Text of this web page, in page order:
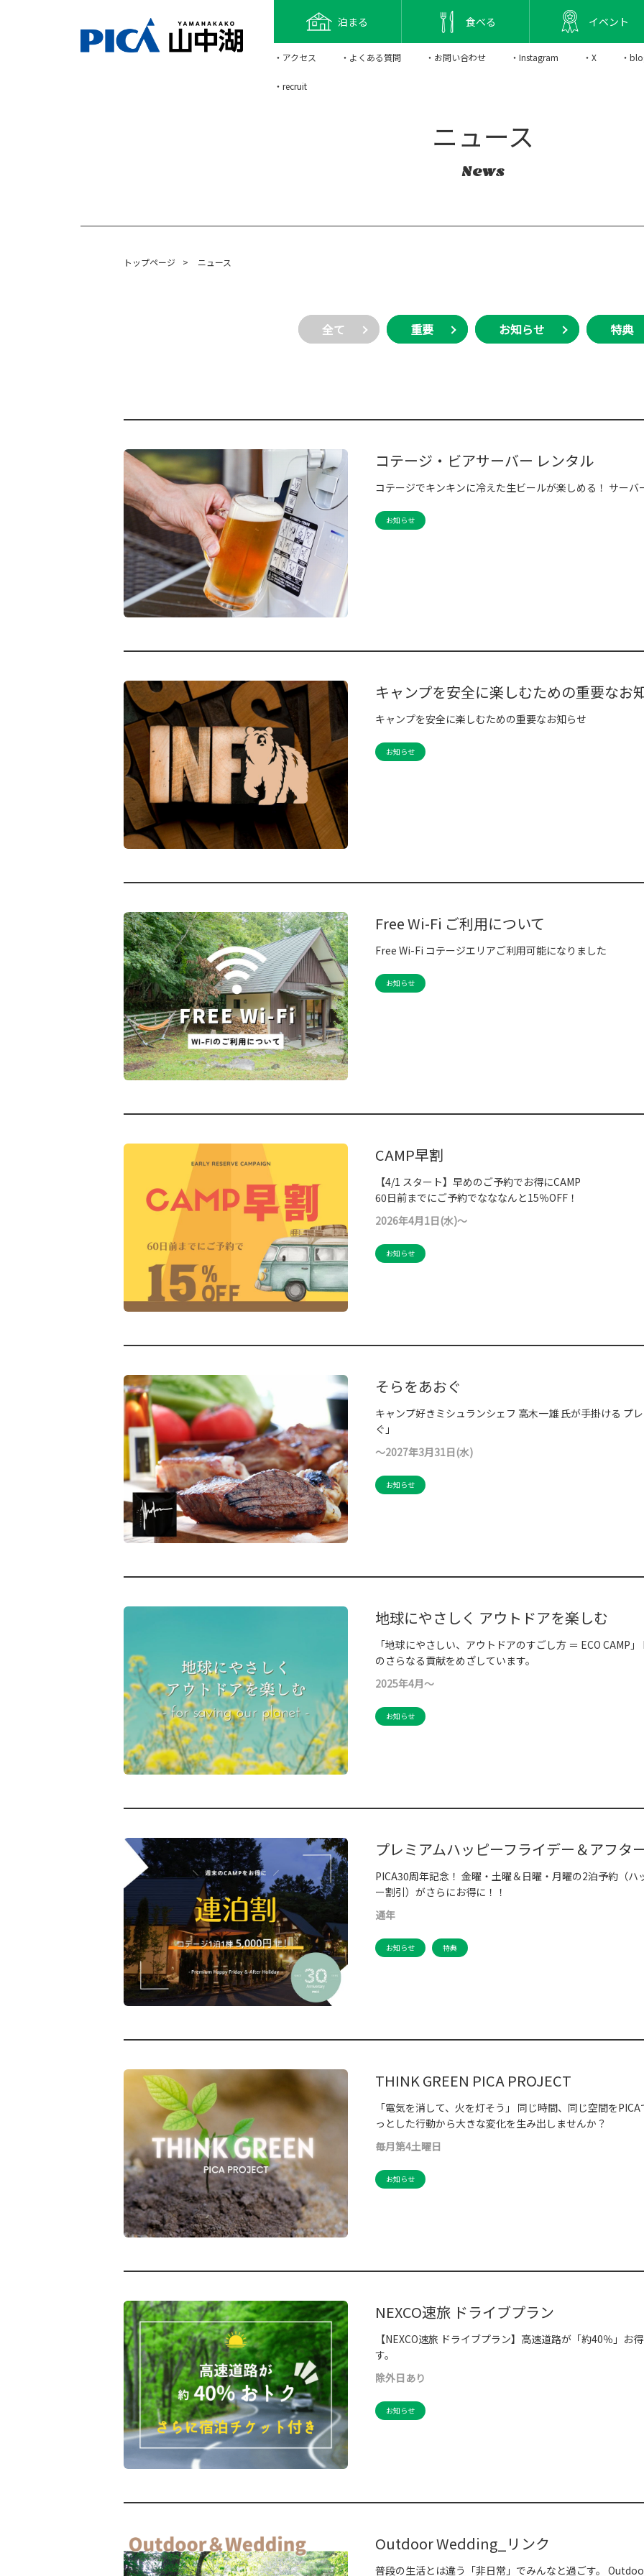
泊まる 食べる イベント
・アクセス ・よくある質問 ・お問い合わせ ・Instagram ・X ・
・recruit
ニュース
News
トップページ > ニュース
全て 重要 お知らせ 特典
コテージ・ビアサーバー レンタル
コテージでキンキンに冷えた生ビールが楽しめる！ サーバ
お知らせ
キャンプを安全に楽しむための重要なお
キャンプを安全に楽しむための重要なお知らせ
お知らせ
Free Wi-Fi ご利用について
Free Wi-Fi コテージエリアご利用可能になりました
お知らせ
CAMP早割
【4/1 スタート】早めのご予約でお得にCAMP
60日前までにご予約でなななんと15％OFF！
2026年4月1日(水)～
お知らせ
そらをあおぐ
キャンプ好きミシュランシェフ ⾼⽊⼀雄 ⽒が手掛ける プ
ぐ」
～2027年3月31日(水)
お知らせ
地球にやさしく アウトドアを楽しむ
「地球にやさしい、アウトドアのすごし方 ＝ ECO CAMP
のさらなる貢献をめざしています。
2025年4月～
お知らせ
プレミアムハッピーフライデー＆アフタ
PICA30周年記念！ 金曜・土曜＆日曜・月曜の2泊予約（
ー割引）がさらにお得に！！
通年
お知らせ 特典
THINK GREEN PICA PROJECT
「電気を消して、火を灯そう」 同じ時間、同じ空間を
っとした行動から大きな変化を生み出しませんか？
毎月第4土曜日
お知らせ
NEXCO速旅 ドライブプラン
【NEXCO速旅 ドライブプラン】高速道路が「約40％」お
す。
除外日あり
お知らせ
Outdoor Wedding_リンク
普段の生活とは違う「非日常」でみんなと過ごす。